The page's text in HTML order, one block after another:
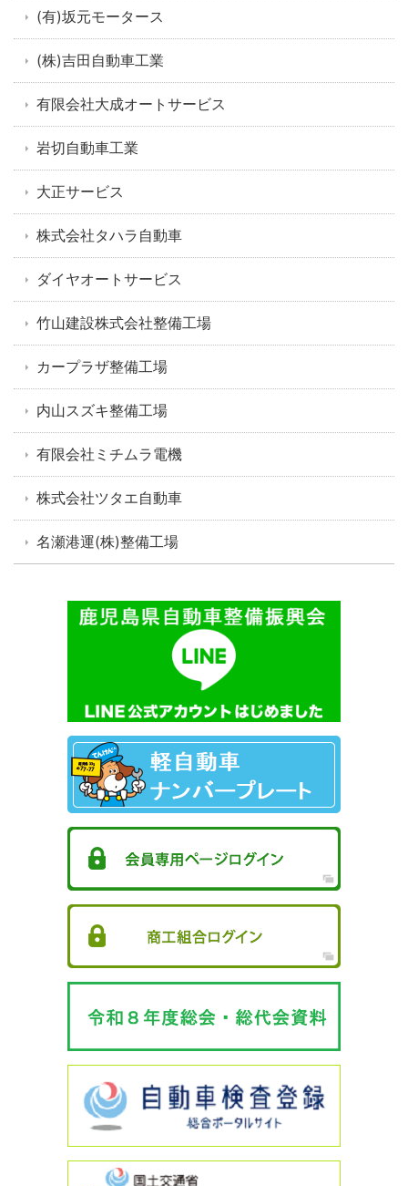
(有)坂元モータース
(株)吉田自動車工業
有限会社大成オートサービス
岩切自動車工業
大正サービス
株式会社タハラ自動車
ダイヤオートサービス
竹山建設株式会社整備工場
カープラザ整備工場
内山スズキ整備工場
有限会社ミチムラ電機
株式会社ツタエ自動車
名瀬港運(株)整備工場